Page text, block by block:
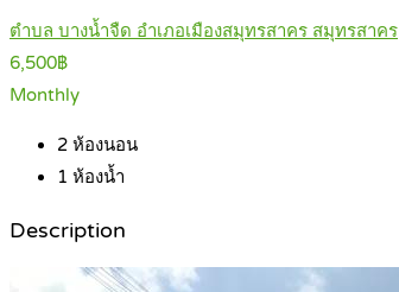
ตำบล บางน้ำจืด อำเภอเมืองสมุทรสาคร สมุทรสาคร
6,500฿
Monthly
2 ห้องนอน
1 ห้องน้ำ
Description